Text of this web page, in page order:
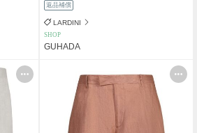
返品補償
LARDINI
SHOP
GUHADA